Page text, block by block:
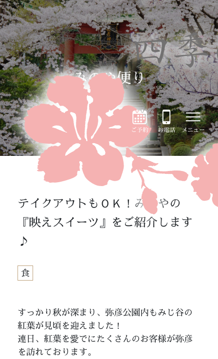
ご予約 お電話 メニュー
みのや便り
テイクアウトもＯＫ！みのやの
『映えスイーツ』をご紹介します
♪
食
すっかり秋が深まり、弥彦公園内もみじ谷の
紅葉が見頃を迎えました！
連日、紅葉を愛でにたくさんのお客様が弥彦
を訪れております。